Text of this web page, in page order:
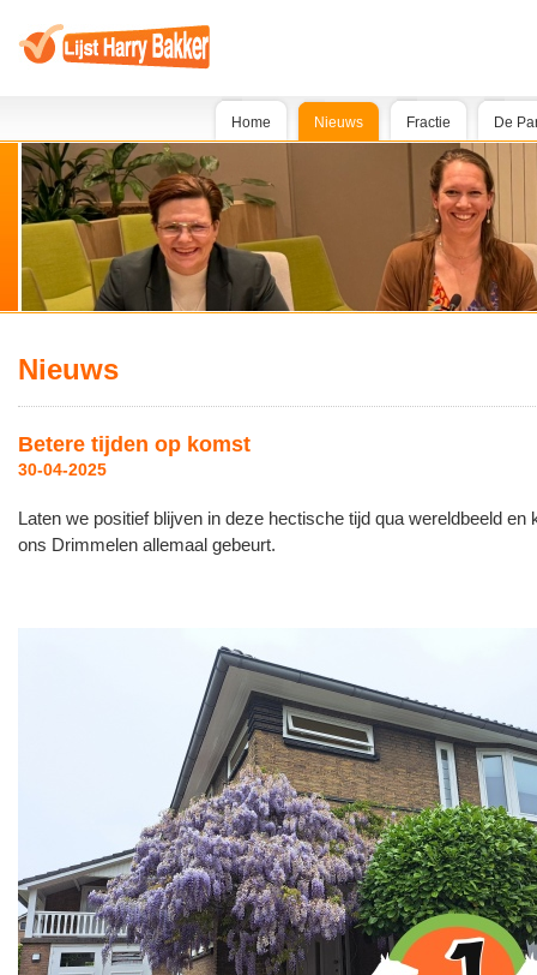
Home Nieuws Fractie De
Nieuws
Betere tijden op komst
30-04-2025
Laten we positief blijven in deze hectische tijd qua wereldbeeld en
ons Drimmelen allemaal gebeurt.